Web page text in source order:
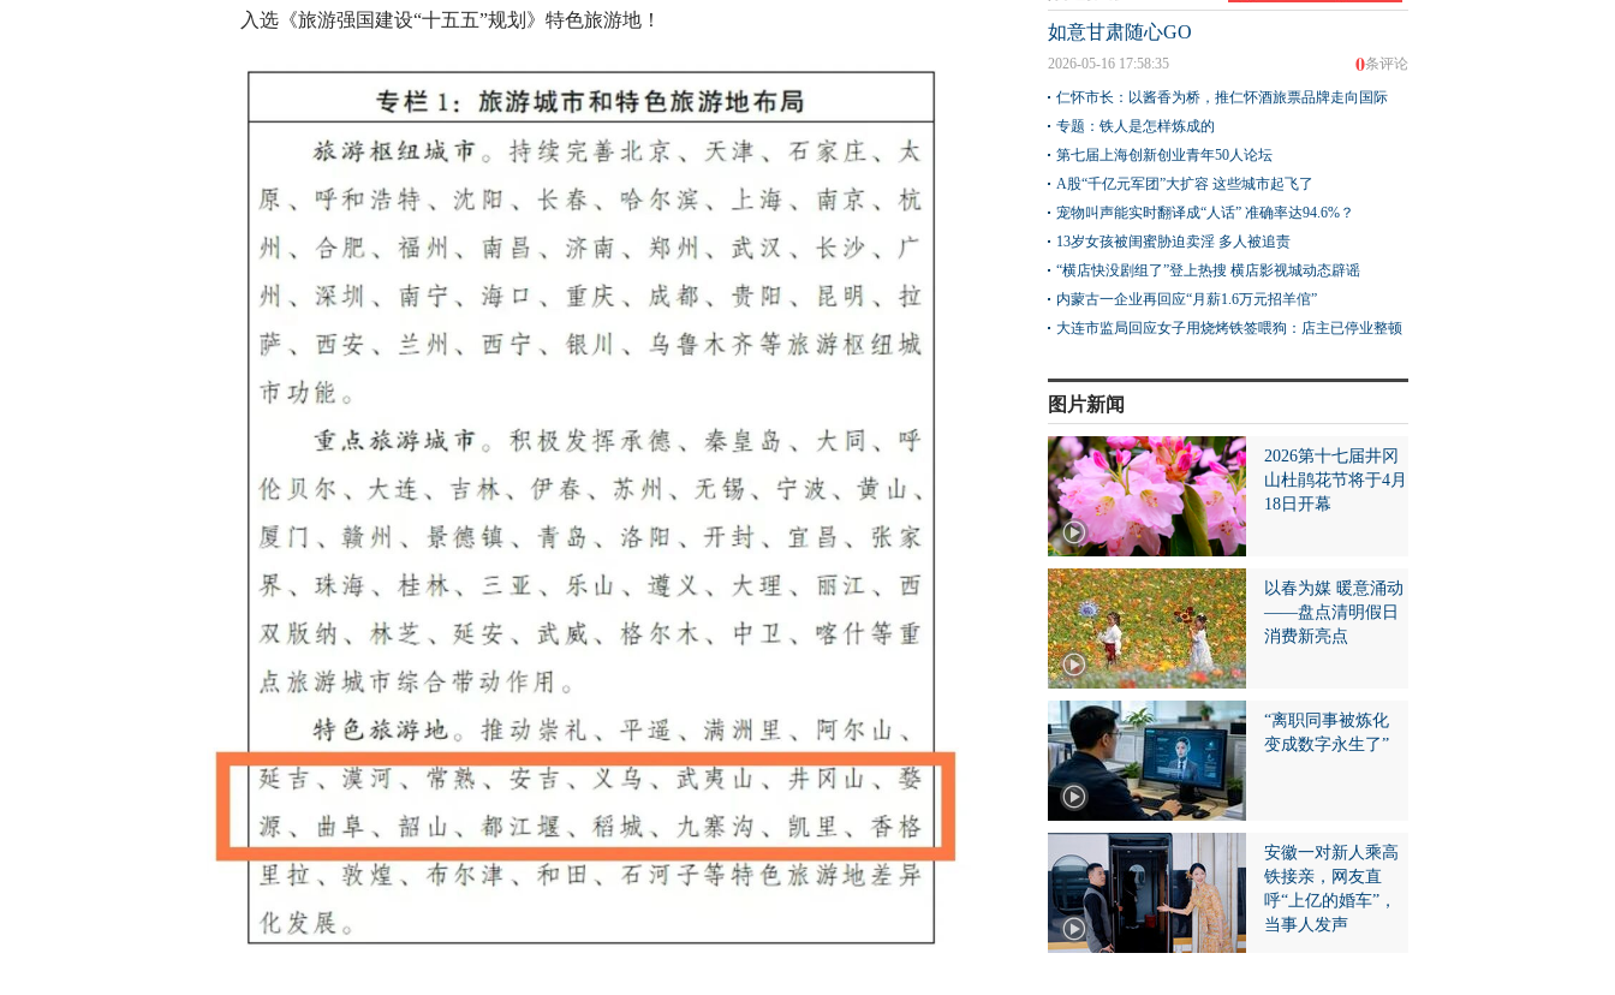
入选《旅游强国建设“十五五”规划》特色旅游地！
如意甘肃随心GO
0条评论
2026-05-16 17:58:35
仁怀市长：以酱香为桥，推仁怀酒旅票品牌走向国际
专题：铁人是怎样炼成的
第七届上海创新创业青年50人论坛
A股“千亿元军团”大扩容 这些城市起飞了
宠物叫声能实时翻译成“人话” 准确率达94.6%？
13岁女孩被闺蜜胁迫卖淫 多人被追责
“横店快没剧组了”登上热搜 横店影视城动态辟谣
内蒙古一企业再回应“月薪1.6万元招羊倌”
大连市监局回应女子用烧烤铁签喂狗：店主已停业整顿
图片新闻
2026第十七届井冈
山杜鹃花节将于4月
18日开幕
以春为媒 暖意涌动
——盘点清明假日
消费新亮点
“离职同事被炼化
变成数字永生了”
安徽一对新人乘高
铁接亲，网友直
呼“上亿的婚车”，
当事人发声